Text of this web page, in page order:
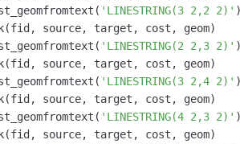
'LINESTRING(3 2,2 2)'
'LINESTRING(2 2,3 2)'
'LINESTRING(3 2,4 2)'
'LINESTRING(4 2,3 2)'